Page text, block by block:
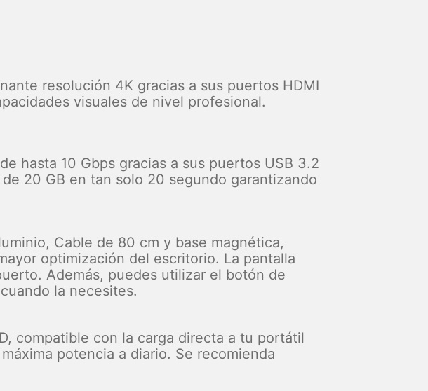
resolución 4K gracias a sus puertos HDMI
visuales de nivel profesional.
hasta 10 Gbps gracias a sus puertos USB 3.2
20 GB en tan solo 20 segundo garantizando
Cable de 80 cm y base magnética,
optimización del escritorio. La pantalla
Además, puedes utilizar el botón de
la necesites.
compatible con la carga directa a tu portátil
potencia a diario. Se recomienda